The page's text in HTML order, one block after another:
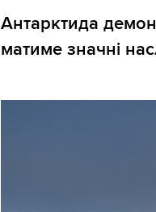
Антарктида
матиме значні